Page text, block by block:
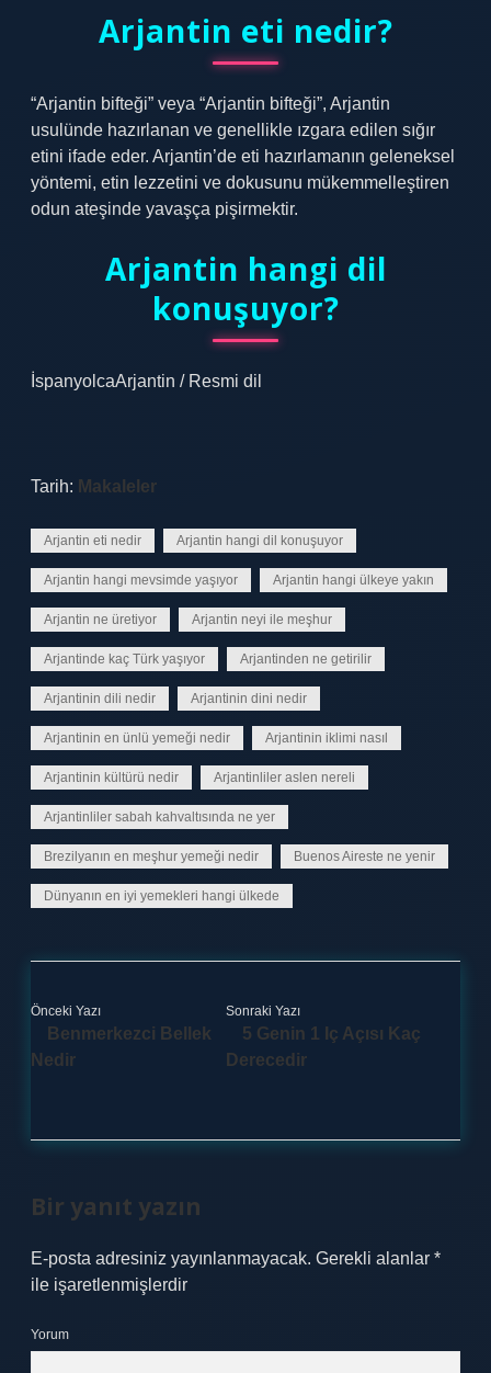
Arjantin eti nedir?
“Arjantin bifteği” veya “Arjantin bifteği”, Arjantin
usulünde hazırlanan ve genellikle ızgara edilen sığır
etini ifade eder. Arjantin’de eti hazırlamanın geleneksel
yöntemi, etin lezzetini ve dokusunu mükemmelleştiren
odun ateşinde yavaşça pişirmektir.
Arjantin hangi dil
konuşuyor?
İspanyolcaArjantin / Resmi dil
Tarih: Makaleler
Arjantin eti nedir Arjantin hangi dil konuşuyor
Arjantin hangi mevsimde yaşıyor Arjantin hangi ülkeye yakın
Arjantin ne üretiyor Arjantin neyi ile meşhur
Arjantinde kaç Türk yaşıyor Arjantinden ne getirilir
Arjantinin dili nedir Arjantinin dini nedir
Arjantinin en ünlü yemeği nedir Arjantinin iklimi nasıl
Arjantinin kültürü nedir Arjantinliler aslen nereli
Arjantinliler sabah kahvaltısında ne yer
Brezilyanın en meşhur yemeği nedir Buenos Aireste ne yenir
Dünyanın en iyi yemekleri hangi ülkede
Önceki Yazı
Benmerkezci Bellek
Nedir
Sonraki Yazı
5 Genin 1 Iç Açısı Kaç
Derecedir
Bir yanıt yazın
E-posta adresiniz yayınlanmayacak. Gerekli alanlar *
ile işaretlenmişlerdir
Yorum